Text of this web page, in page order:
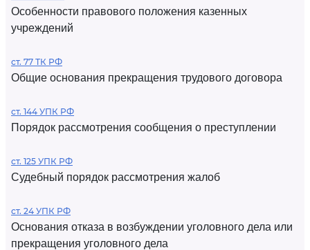
Особенности правового положения казенных
учреждений
ст. 77 ТК РФ
Общие основания прекращения трудового договора
ст. 144 УПК РФ
Порядок рассмотрения сообщения о преступлении
ст. 125 УПК РФ
Судебный порядок рассмотрения жалоб
ст. 24 УПК РФ
Основания отказа в возбуждении уголовного дела или
прекращения уголовного дела